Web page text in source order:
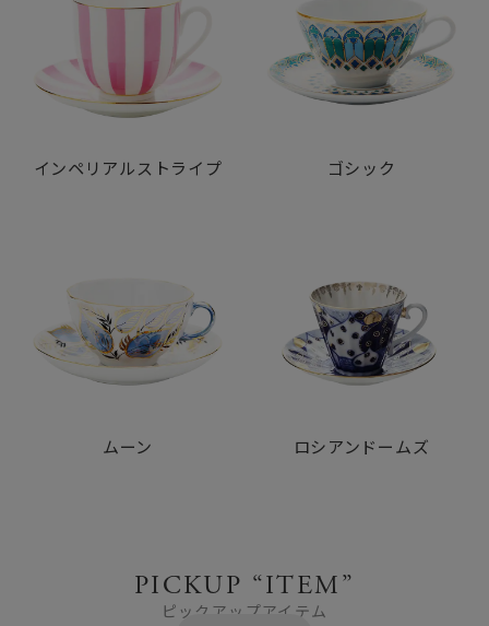
インペリアルストライプ ゴシック
ムーン ロシアンドームズ
PICKUP “ITEM”
ピックアップアイテム